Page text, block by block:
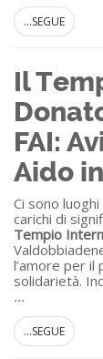
...SEGUE
Il
FAI:
Aido
Ci sono
carichi di
Tempio
l’amore per il
solidarietà.
...
...SEGUE